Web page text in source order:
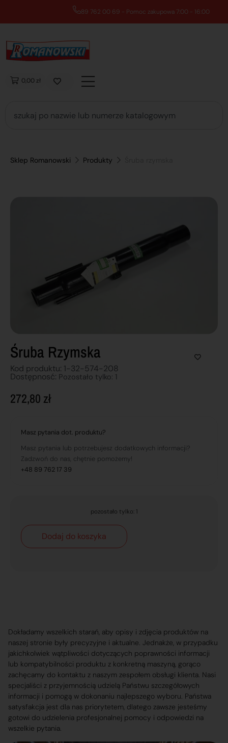
89 762 00 69 - Pomoc zakupowa 7:00 - 16:00
0,00 zł
Sklep Romanowski Produkty
Śruba Rzymska
Kod produktu: 1-32-574-208
Dostępnosć: Pozostało tylko: 1
272,80 zł
Masz pytania dot. produktu?
Masz pytania lub potrzebujesz dodatkowych informacji?
Zadzwoń do nas, chętnie pomożemy!
+48 89 762 17 39
pozostało tylko: 1
Dodaj do koszyka
Dokładamy wszelkich starań, aby opisy i zdjęcia produktów na
naszej stronie były precyzyjne i aktualne. Jednakże, w przypadku
jakichkolwiek wątpliwości dotyczących poprawności informacji
lub kompatybilności produktu z konkretną maszyną, gorąco
zachęcamy do kontaktu z naszym zespołem obsługi klienta. Nasi
specjaliści z przyjemnością udzielą Państwu szczegółowych
informacji i pomogą w dokonaniu najlepszego wyboru. Państwa
satysfakcja jest dla nas priorytetem, dlatego zawsze jesteśmy
gotowi do udzielenia profesjonalnej pomocy i odpowiedzi na
wszelkie pytania.